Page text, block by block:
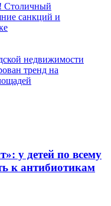
Столичный
санкций и
недвижимости
тренд на
у детей по всему
к антибиотикам